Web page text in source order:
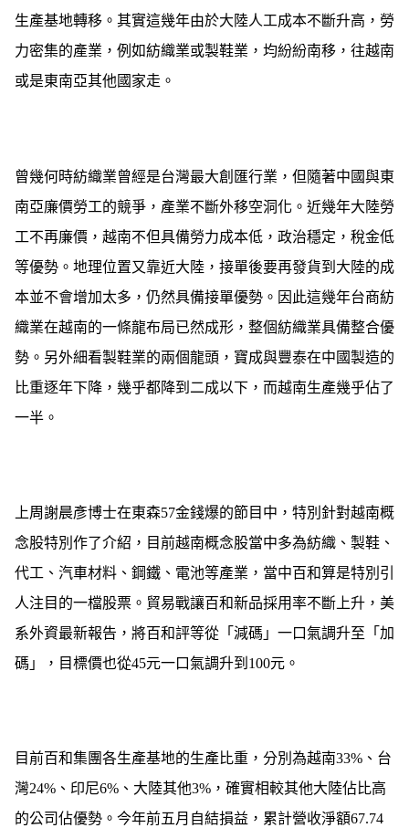
生產基地轉移。其實這幾年由於大陸人工成本不斷升高，勞
力密集的產業，例如紡織業或製鞋業，均紛紛南移，往越南
或是東南亞其他國家走。
曾幾何時紡織業曾經是台灣最大創匯行業，但隨著中國與東
南亞廉價勞工的競爭，產業不斷外移空洞化。近幾年大陸勞
工不再廉價，越南不但具備勞力成本低，政治穩定，稅金低
等優勢。地理位置又靠近大陸，接單後要再發貨到大陸的成
本並不會增加太多，仍然具備接單優勢。因此這幾年台商紡
織業在越南的一條龍布局已然成形，整個紡織業具備整合優
勢。另外細看製鞋業的兩個龍頭，寶成與豐泰在中國製造的
比重逐年下降，幾乎都降到二成以下，而越南生產幾乎佔了
一半。
上周謝晨彥博士在東森57金錢爆的節目中，特別針對越南概
念股特別作了介紹，目前越南概念股當中多為紡織、製鞋、
代工、汽車材料、鋼鐵、電池等產業，當中百和算是特別引
人注目的一檔股票。貿易戰讓百和新品採用率不斷上升，美
系外資最新報告，將百和評等從「減碼」一口氣調升至「加
碼」，目標價也從45元一口氣調升到100元。
目前百和集團各生產基地的生產比重，分別為越南33%、台
灣24%、印尼6%、大陸其他3%，確實相較其他大陸佔比高
的公司佔優勢。今年前五月自結損益，累計營收淨額67.74